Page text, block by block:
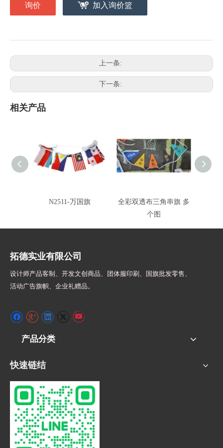
询价 加入询价篮
上一条:
下一条:
相关产品
N2511-万国旗
全彩双透布三角串旗 多
个图
拓德实业有限公司
设计师产品客制、开发文创商品、团体服印刷、
国旗批发零售、
活动广告旗帜、 企业礼赠品。
产品分类
快速链结